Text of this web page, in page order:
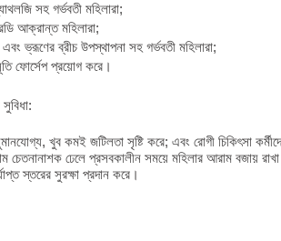
সহ গর্ভবতী মহিলারা;
আক্রান্ত মহিলারা;
ভ্রূণের ব্রীচ উপস্থাপনা সহ গর্ভবতী মহিলারা;
ফোর্সেপ প্রয়োগ করে।
খুব কমই জটিলতা সৃষ্টি করে; এবং রোগী চিকিৎসা
চেতনানাশক ঢেলে প্রসবকালীন সময়ে মহিলার আরাম বজায়
স্তরের সুরক্ষা প্রদান করে।